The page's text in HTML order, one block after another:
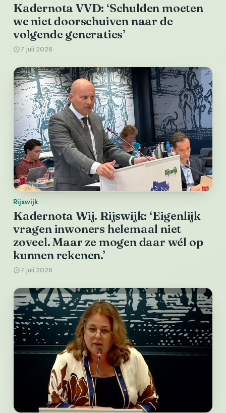
Kadernota VVD: ‘Schulden moeten
we niet doorschuiven naar de
volgende generaties’
7 juli 2026
Rijswijk
Kadernota Wij. Rijswijk: ‘Eigenlijk
vragen inwoners helemaal niet
zoveel. Maar ze mogen daar wél op
kunnen rekenen.’
7 juli 2026